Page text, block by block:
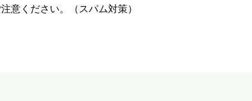
意ください。（スパム対策）